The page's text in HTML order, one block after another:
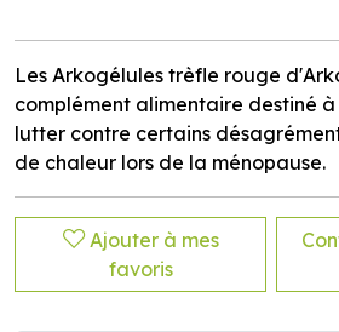
Les Arkogélules trèfle rouge
complément alimentaire destiné
lutter contre certains
de chaleur lors de la ménopause.
Ajouter à mes
favoris